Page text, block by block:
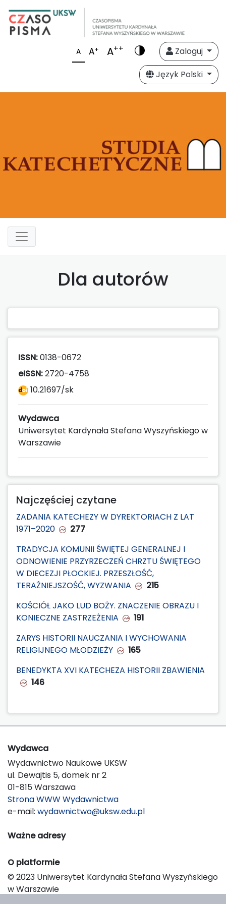
A A+ A++
Zaloguj
Język Polski
Dla autorów
ISSN:0138-0672
eISSN:2720-4758
10.21697/sk
Wydawca
Uniwersytet Kardynała Stefana Wyszyńskiego w
Warszawie
Najczęściej czytane
ZADANIA KATECHEZY W DYREKTORIACH Z LAT
1971–2020
277
TRADYCJA KOMUNII ŚWIĘTEJ GENERALNEJ I
ODNOWIENIE PRZYRZECZEŃ CHRZTU ŚWIĘTEGO
W DIECEZJI PŁOCKIEJ. PRZESZŁOŚĆ,
TERAŹNIEJSZOŚĆ, WYZWANIA
215
KOŚCIÓŁ JAKO LUD BOŻY. ZNACZENIE OBRAZU I
KONIECZNE ZASTRZEŻENIA
191
ZARYS HISTORII NAUCZANIA I WYCHOWANIA
RELIGIJNEGO MŁODZIEŻY
165
BENEDYKTA XVI KATECHEZA HISTORII ZBAWIENIA
146
Wydawca
Wydawnictwo Naukowe UKSW
ul. Dewajtis 5, domek nr 2
01-815 Warszawa
Strona WWW Wydawnictwa
e-mail: wydawnictwo@uksw.edu.pl
Ważne adresy
O platformie
© 2023 Uniwersytet Kardynała Stefana Wyszyńskiego
w Warszawie